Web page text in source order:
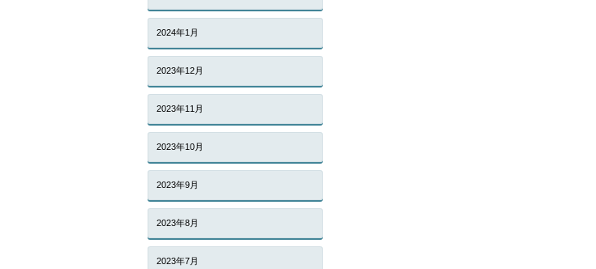
2024年1月
2023年12月
2023年11月
2023年10月
2023年9月
2023年8月
2023年7月